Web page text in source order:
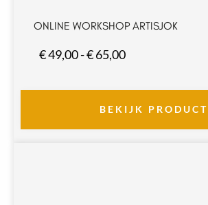
ONLINE WORKSHOP ARTISJOK
€49,00-€65,00Prijsklasse:
tot
€ 65,00
BEKIJK PRODUCT